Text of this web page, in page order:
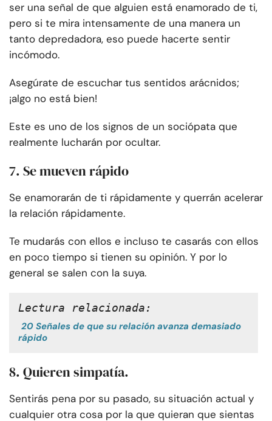
ser una señal de que alguien está enamorado de ti,
pero si te mira intensamente de una manera un
tanto depredadora, eso puede hacerte sentir
incómodo.
Asegúrate de escuchar tus sentidos arácnidos;
¡algo no está bien!
Este es uno de los signos de un sociópata que
realmente lucharán por ocultar.
7. Se mueven rápido
Se enamorarán de ti rápidamente y querrán acelerar
la relación rápidamente.
Te mudarás con ellos e incluso te casarás con ellos
en poco tiempo si tienen su opinión. Y por lo
general se salen con la suya.
Lectura relacionada:
20 Señales de que su relación avanza demasiado
rápido
8. Quieren simpatía.
Sentirás pena por su pasado, su situación actual y
cualquier otra cosa por la que quieran que sientas